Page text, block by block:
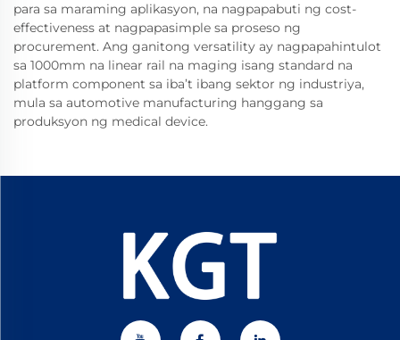
para sa maraming aplikasyon, na nagpapabuti ng cost-
effectiveness at nagpapasimple sa proseso ng
procurement. Ang ganitong versatility ay nagpapahintulot
sa 1000mm na linear rail na maging isang standard na
platform component sa iba’t ibang sektor ng industriya,
mula sa automotive manufacturing hanggang sa
produksyon ng medical device.